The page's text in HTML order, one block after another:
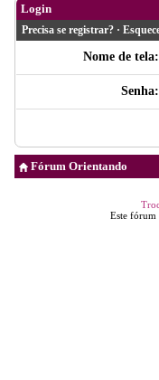
Login
Precisa se registrar? ·
Nome de tela:
Senha:
Fórum Orientando
Este fórum